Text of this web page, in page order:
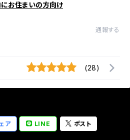
お住まいの方向け
通報する
(28)
ア LINE ポスト